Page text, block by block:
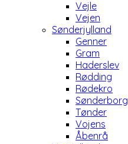
Vejle
Vejen
Sønderjylland
Genner
Gram
Haderslev
Rødding
Rødekro
Sønderborg
Tønder
Vojens
Åbenrå